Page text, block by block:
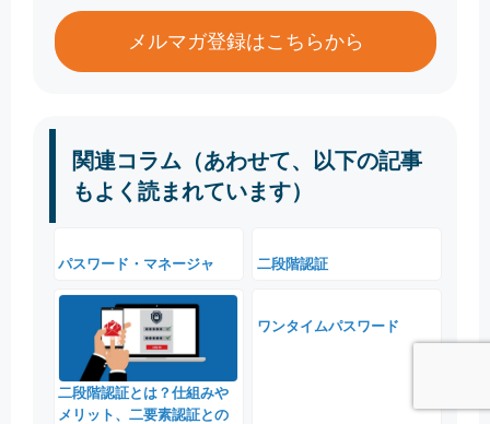
メルマガ登録はこちらから
関連コラム（あわせて、以下の記事
もよく読まれています）
パスワード・マネージャ 二段階認証
二段階認証とは？仕組みや
メリット、二要素認証との
ワンタイムパスワード